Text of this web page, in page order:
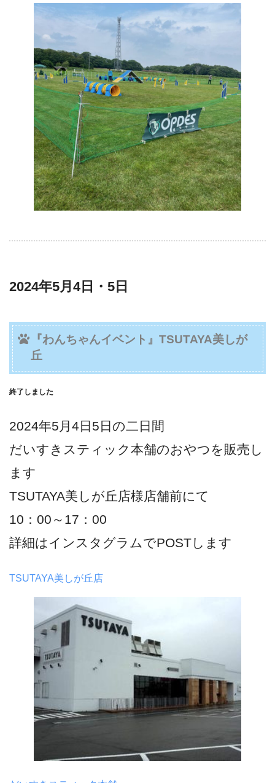
2024年5月4日・5日
『わんちゃんイベント』TSUTAYA美しが
丘
終了しました
2024年5月4日5日の二日間
だいすきスティック本舗のおやつを販売し
ます
TSUTAYA美しが丘店様店舗前にて
10：00～17：00
詳細はインスタグラムでPOSTします
TSUTAYA美しが丘店